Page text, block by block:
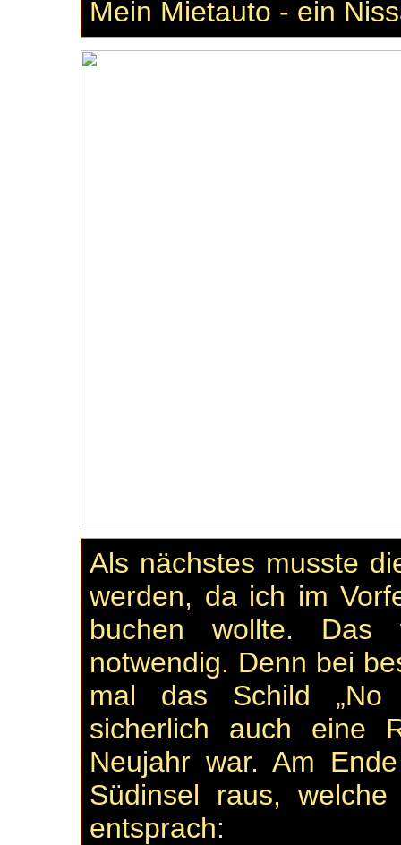
Mein Mietauto - ein
Als nächstes musste
werden, da ich im
buchen wollte.
notwendig. Denn bei
mal das Schild „No
sicherlich auch eine
Neujahr war. Am
Südinsel raus,
entsprach: